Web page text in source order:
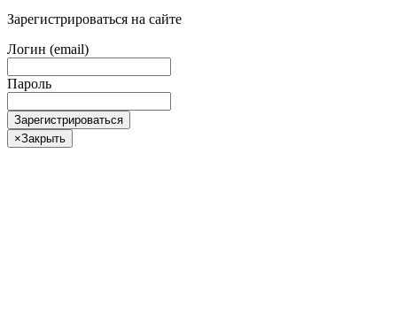
Зарегистрироваться на сайте
Логин (email)
Пароль
Зарегистрироваться
×Закрыть